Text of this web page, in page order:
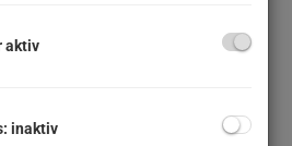
Wohnfläche
Gartenfläche
Kellerfläche
aktiv
inaktiv